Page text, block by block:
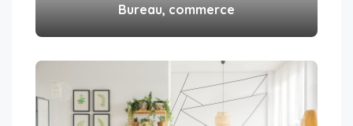
Bureau, commerce